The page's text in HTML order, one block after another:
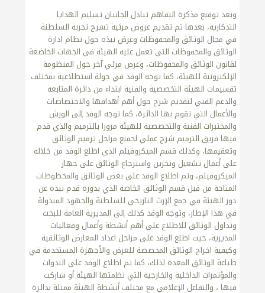
وبعد توقيع مذكرة التفاهم تبادل الجانبان تسليم الهدايا
التذكارية، بعدها تم تقديم عروض مرئية تشرح تجربة السلطنة
في مجال الوثائق والمحفوظات وعرض نبذه حول نظام ادارة
الوثائق والمحفوظات التي تعمل عليه الهيئة في الجهات الخاضعة
لقانون الوثائق والمحفوظات، وعرض مرئي آخر حول المنظومة
الإلكترونية للهيئة، كما توجه الوفد في جولة استطلاعية بمختلف
تقسيمات الهيئة التخصصية والفنية ابتداء من دائرة المتابعة
والدعم الفني لتقديم شرح حول أهم أهدافها والاختصاصات
والأعمال التي تقوم بها الدائرة، كما توجه الوفد إلى الورش
والمختبرات الفنية والتخصصية للهيئة مرورا بالترميم والذي قدم
فيها فريق الترميم شرح عملي لجميع مراحل ترميم الوثائق
وتعقيمها، وكذلك قسم الميكروفيلم الذي اطلع الوفد من خلاله
على أعمال تشغيل وتخزين واسترجاع الوثائق على جهاز
الميكروفيلم، وتم اطلاع الوفد على بعض الوثائق والمخطوطات
المتاحة من قبل قسم الوثائق الخاصة الذي بدوره قدم نبذه عن
دور الهيئة في جمع الإرث التاريخي للسلطنة والجهود المبذولة
في هذا الإطار، وتوجه الوفد كذلك إلى المديرية العامة للبحث
وتداول الوثائق للاطلاع على أهم أنشطة وأعمال وفعاليات
المديرية، حيث اطلع الوفد على مراحل اعداد المعارض الوثائقية
وكيفية اخراج الوثائق المخصصة للعرض والأجهزة المستخدمة في
طباعة الوثائق المعدة لذلك، كما تم اطلاع الوفد على الندوات
والمؤتمرات الداخلية والخارجية التي نظمتها الهيئة أو شاركت
فيها ، والتفاعل الإعلامي مع مختلف أنشطة الهيئة ممثلة بدائرة